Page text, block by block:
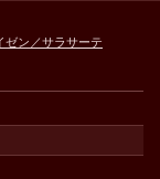
ゼン／サラサーテ